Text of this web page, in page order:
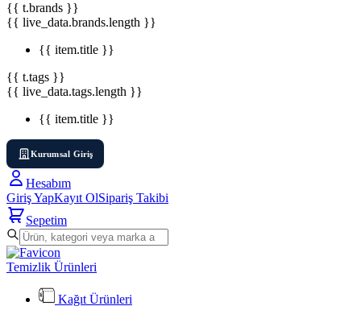
{{ t.brands }}
{{ live_data.brands.length }}
{{ item.title }}
{{ t.tags }}
{{ live_data.tags.length }}
{{ item.title }}
Kurumsal Giriş
Hesabım
Giriş YapKayıt OlSipariş Takibi
Sepetim
Temizlik Ürünleri
Kağıt Ürünleri